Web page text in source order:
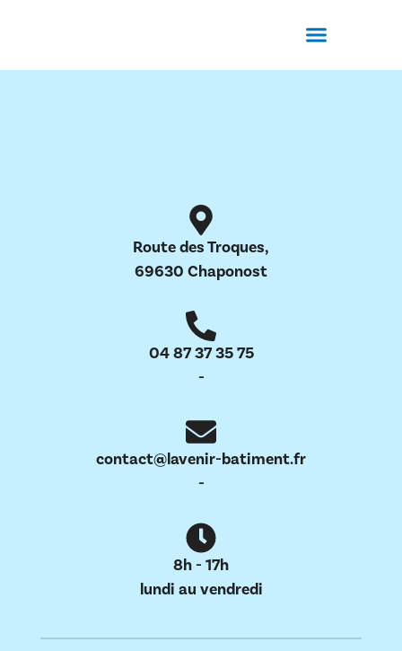
Route des Troques,
69630 Chaponost
04 87 37 35 75
-
contact@lavenir-batiment.fr
-
8h - 17h
lundi au vendredi